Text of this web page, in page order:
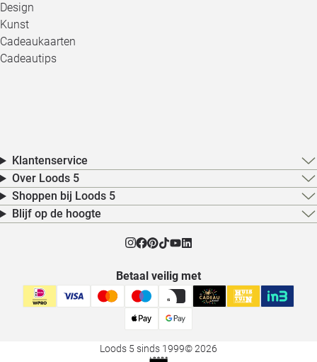
Design
Kunst
Cadeaukaarten
Cadeautips
Klantenservice
Over Loods 5
Shoppen bij Loods 5
Blijf op de hoogte
Betaal veilig met
Loods 5 sinds 1999© 2026